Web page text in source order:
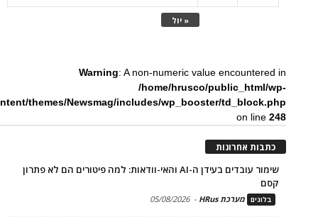
« יול
Warning: A non-numeric value encountered in
/home/hrusco/public_html/wp-
themes/Newsmag/includes/wp_booster/td_block.php
on line248
כתבות אחרונות
שימור עובדים בעידן ה-AI והאי-וודאות: למה פיטורים הם לא פתרון
קסם
בלוגים מערכת HRus -
05/08/2026